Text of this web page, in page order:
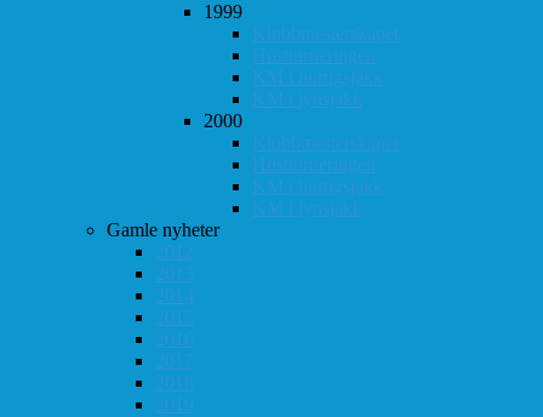
1999
Klubbmesterskapet
Høstturneringen
KM i hurtigsjakk
KM i lynsjakk
2000
Klubbmesterskapet
Høstturneringen
KM i hurtigsjakk
KM i lynsjakk
Gamle nyheter
2012
2013
2014
2015
2016
2017
2018
2019